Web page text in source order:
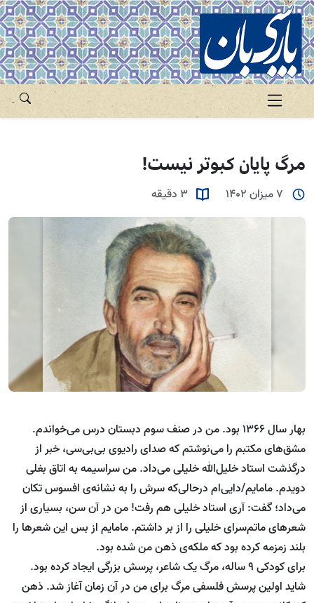
مرگ پایان کبوتر نیست!
7 میزان 1402 3 دقیقه
بهار سال 1366 بود. من در صنف سوم دبستان درس می‌خواندم.
مشق‌های مکتبم را می‌نوشتم که صدای رادیوی بی‌بی‌سی، خبر از
درگذشت استاد خلیل‌الله خلیلی می‌داد. من سراسیمه به اتاق بغلی
دویدم. مامایم/دایی‌ام درحالی‌که سرش را به نشانه‌ی افسوس تکان
می‌داد؛ گفت: آری استاد خلیلی هم رفت! من در آن سن، بسیاری از
شعرهای ماتم‌سرای خلیلی را از بر داشتم. مامایم از بس این شعرها را
بلند زمزمه کرده بود که ملکه‌ی ذهن من شده بود.
برای کودکی 9 ساله، مرگ یک شاعر، پرسش بزرگی ایجاد کرده بود.
شاید اولین پرسش فلسفی مرگ برای من در آن زمان آغاز شد. ذهن